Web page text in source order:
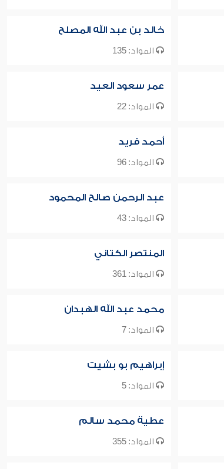
خالد بن عبد الله المصلح
المواد: 135
عمر سعود العيد
المواد: 22
أحمد فريد
المواد: 96
عبد الرحمن صالح المحمود
المواد: 43
المنتصر الكتاني
المواد: 361
محمد عبد الله الهبدان
المواد: 7
إبراهيم بو بشيت
المواد: 5
عطية محمد سالم
المواد: 355